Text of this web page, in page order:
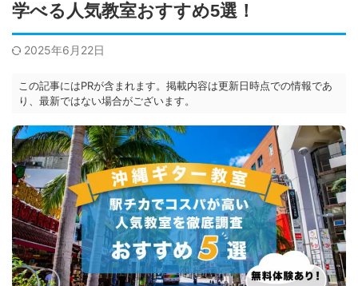
学べる人気教室おすすめ5選！
2025年6月22日
この記事にはPRが含まれます。掲載内容は更新日時点での情報であ
り、最新ではない場合がございます。